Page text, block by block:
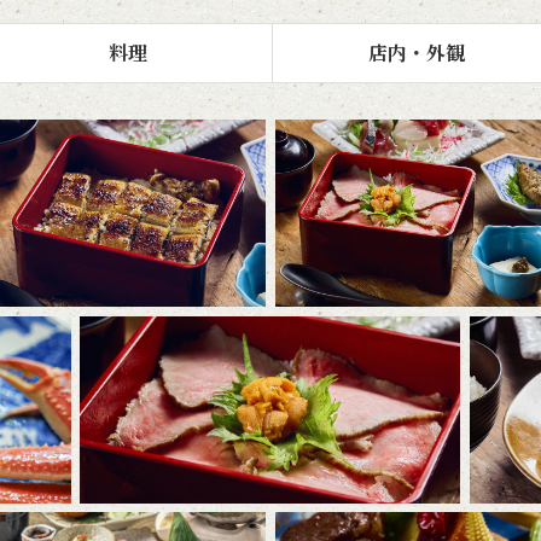
料理 店内・外観